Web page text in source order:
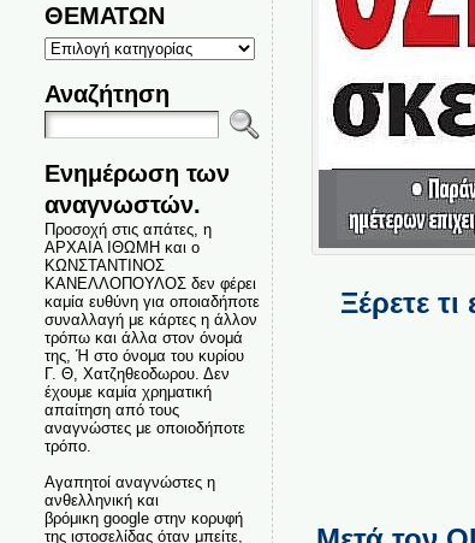
ΘΕΜΑΤΩΝ
ΚΑΤΗΓΟΡΙΕΣ
ΘΕΜΑΤΩΝ
Αναζήτηση
Ενημέρωση των
αναγνωστών.
Προσοχή στις απάτες, η
ΑΡΧΑΙΑ ΙΘΩΜΗ και ο
ΚΩΝΣΤΑΝΤΙΝΟΣ
ΚΑΝΕΛΛΟΠΟΥΛΟΣ δεν φέρει
καμία ευθύνη για οποιαδήποτε
συναλλαγή με κάρτες η άλλον
τρόπω και άλλα στον όνομά
της, Ή στο όνομα του κυρίου
Γ. Θ, Χατζηθεοδωρου. Δεν
έχουμε καμία χρηματική
απαίτηση από τους
αναγνώστες με οποιοδήποτε
τρόπο.
Αγαπητοί αναγνώστες η
ανθελληνική και
βρόμικη google στην κορυφή
της ιστοσελίδας όταν μπείτε,
Ξέρετε